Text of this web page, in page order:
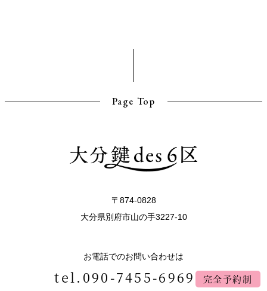
Page Top
〒874-0828
大分県別府市山の手3227-10
お電話でのお問い合わせは
tel.090-7455-6969 完全予約制